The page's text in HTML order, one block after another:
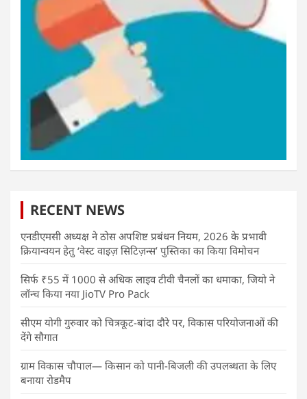
RECENT NEWS
एनडीएमसी अध्यक्ष ने ठोस अपशिष्ट प्रबंधन नियम, 2026 के प्रभावी
क्रियान्वयन हेतु ‘वेस्ट वाइज़ सिटिज़न्स’ पुस्तिका का किया विमोचन
सिर्फ ₹55 में 1000 से अधिक लाइव टीवी चैनलों का धमाका, जियो ने
लॉन्च किया नया JioTV Pro Pack
सीएम योगी गुरुवार को चित्रकूट-बांदा दौरे पर, विकास परियोजनाओं की
देंगे सौगात
ग्राम विकास चौपाल— किसान को पानी-बिजली की उपलब्धता के लिए
बनाया रोडमैप